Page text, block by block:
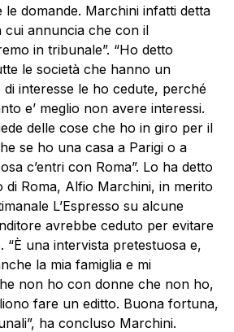
le domande. Marchini infatti detta
cui annuncia che con il
in tribunale”. “Ho detto
le società che hanno un
interesse le ho cedute, perché
e’ meglio non avere interessi.
delle cose che ho in giro per il
se ho una casa a Parigi o a
c’entri con Roma”. Lo ha detto
di Roma, Alfio Marchini, in merito
L’Espresso su alcune
avrebbe ceduto per evitare
“È una intervista pretestuosa e,
la mia famiglia e mi
non ho con donne che non ho,
fare un editto. Buona fortuna,
ha concluso Marchini.